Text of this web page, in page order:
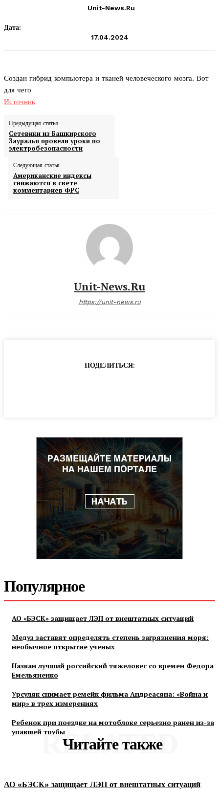
Unit-News.ru
Дата:
17.04.2024
Создан гибрид компьютера и тканей человеческого мозга. Вот
для чего
Источник
Предыдущая статья
Сетевики из Башкирского
Зауралья провели уроки по
электробезопасности
Следующая статья
Американские индексы
снижаются в свете
комментариев ФРС
Unit-News.ru
https://unit-news.ru
ПОДЕЛИТЬСЯ:
Популярное
АО «БЭСК» защищает ЛЭП от внештатных ситуаций
Медуз заставят определять степень загрязнения моря:
необычное открытие ученых
Назван лучший российский тяжеловес со времен Федора
Емельяненко
Урсуляк снимает ремейк фильма Андреасяна: «Война и
мир» в трех измерениях
Ребенок при поездке на мотоблоке серьезно ранен из-за
упавшей трубы
Читайте также
RELATED
АО «БЭСК» защищает ЛЭП от внештатных ситуаций